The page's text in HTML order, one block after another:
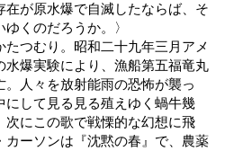
在が原水爆で自滅したならば、そ
くのだろうか。〉
たつむり。昭和二十九年三月アメ
水爆実験により、漁船第五福竜丸
人々を放射能雨の恐怖が襲っ
にして見る見る殖えゆく蝸牛幾
次にこの歌で戦慄的な幻想に飛
カーソンは『沈黙の春』で、農薬